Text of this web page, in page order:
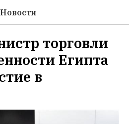
Новости
торговли
Египта
в